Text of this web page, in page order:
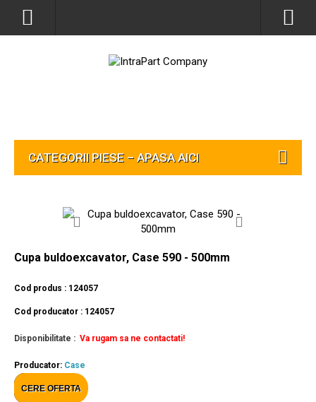
CATEGORII PIESE – APASA AICI
Cupa buldoexcavator, Case 590 - 500mm
Cod produs : 124057
Cod producator : 124057
Disponibilitate : Va rugam sa ne contactati!
Producator: Case
CERE OFERTA